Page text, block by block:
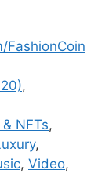
FashionCoin
,
NFTs,
,
, Video,